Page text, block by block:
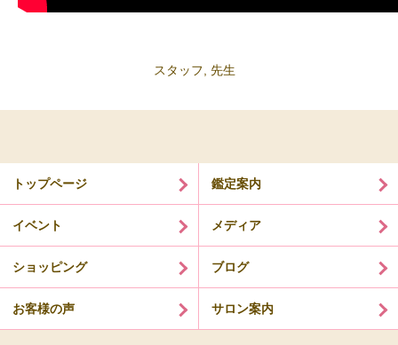
スタッフ 先生
トップページ 鑑定案内
イベント メディア
ショッピング ブログ
お客様の声 サロン案内